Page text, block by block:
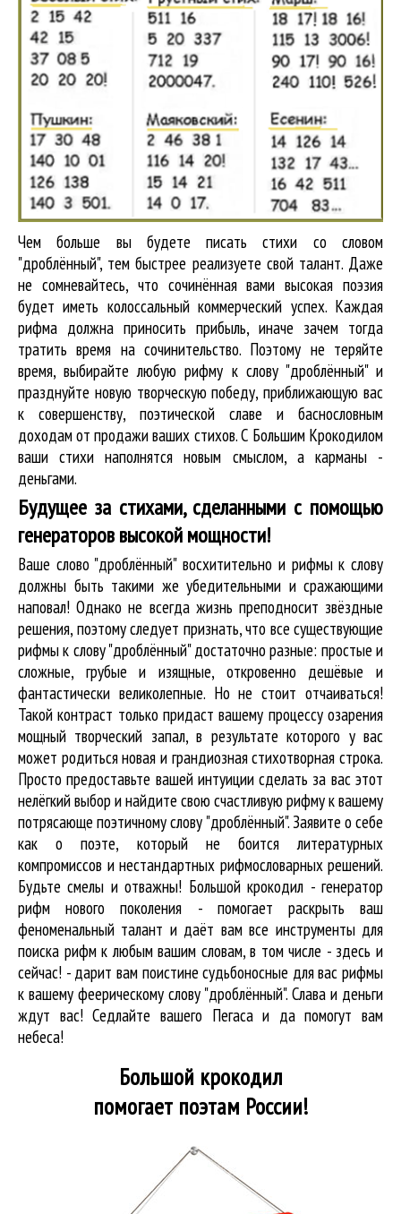
Чем больше вы будете писать стихи со словом
"дроблённый", тем быстрее реализуете свой талант. Даже
не сомневайтесь, что сочинённая вами высокая поэзия
будет иметь колоссальный коммерческий успех. Каждая
рифма должна приносить прибыль, иначе зачем тогда
тратить время на сочинительство. Поэтому не теряйте
время, выбирайте любую рифму к слову "дроблённый" и
празднуйте новую творческую победу, приближающую вас
к совершенству, поэтической славе и баснословным
доходам от продажи ваших стихов. С Большим Крокодилом
ваши стихи наполнятся новым смыслом, а карманы -
деньгами.
Будущее за стихами, сделанными с помощью
генераторов высокой мощности!
Ваше слово "дроблённый" восхитительно и рифмы к слову
должны быть такими же убедительными и сражающими
наповал! Однако не всегда жизнь преподносит звёздные
решения, поэтому следует признать, что все существующие
рифмы к слову "дроблённый" достаточно разные: простые и
сложные, грубые и изящные, откровенно дешёвые и
фантастически великолепные. Но не стоит отчаиваться!
Такой контраст только придаст вашему процессу озарения
мощный творческий запал, в результате которого у вас
может родиться новая и грандиозная стихотворная строка.
Просто предоставьте вашей интуиции сделать за вас этот
нелёгкий выбор и найдите свою счастливую рифму к вашему
потрясающе поэтичному слову "дроблённый". Заявите о себе
как о поэте, который не боится литературных
компромиссов и нестандартных рифмословарных решений.
Будьте смелы и отважны! Большой крокодил - генератор
рифм нового поколения - помогает раскрыть ваш
феноменальный талант и даёт вам все инструменты для
поиска рифмк любым вашим словам, в том числе - здесь и
сейчас! - дарит вам поистине судьбоносные для вас рифмы
к вашему феерическому слову "дроблённый". Слава и деньги
ждут вас! Седлайте вашего Пегаса и да помогут вам
небеса!
Большой крокодил
помогает поэтам России!